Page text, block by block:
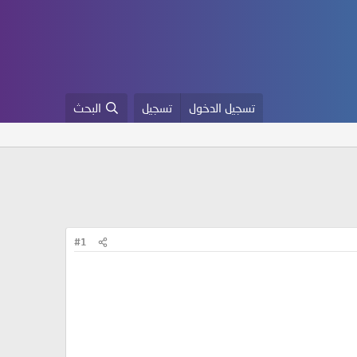
تسجيل الدخول تسجيل البحث
#1